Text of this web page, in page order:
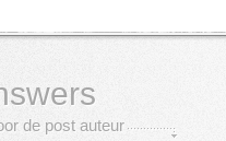
de post auteur